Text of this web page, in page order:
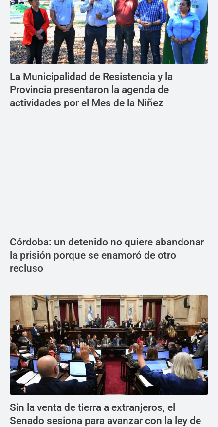
La Municipalidad de Resistencia y la
Provincia presentaron la agenda de
actividades por el Mes de la Niñez
Córdoba: un detenido no quiere abandonar
la prisión porque se enamoró de otro
recluso
Sin la venta de tierra a extranjeros, el
Senado sesiona para avanzar con la ley de